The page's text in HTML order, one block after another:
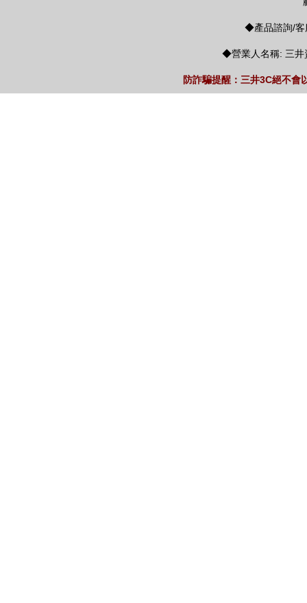
◆產品諮詢/客
◆營業人名稱: 三井
防詐騙提醒：三井3C絕不會